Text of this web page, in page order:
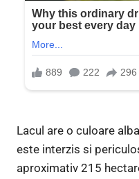
Lacul are o culoare
este interzis si
aproximativ 215